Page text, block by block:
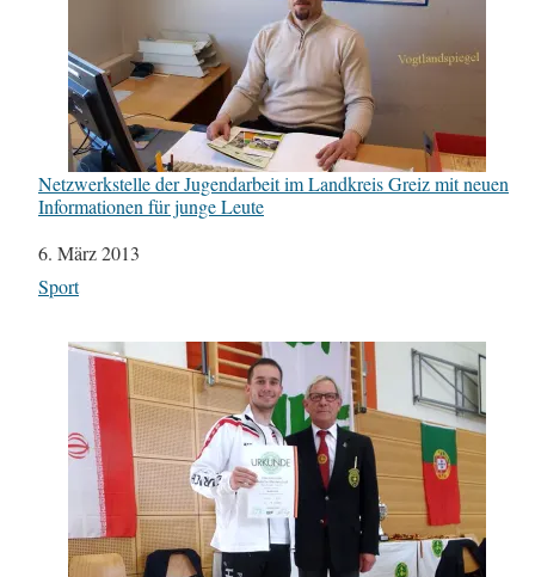
Netzwerkstelle der Jugendarbeit im Landkreis Greiz mit neuen
Informationen für junge Leute
Datum
6. März 2013
In Bezug auf
Sport